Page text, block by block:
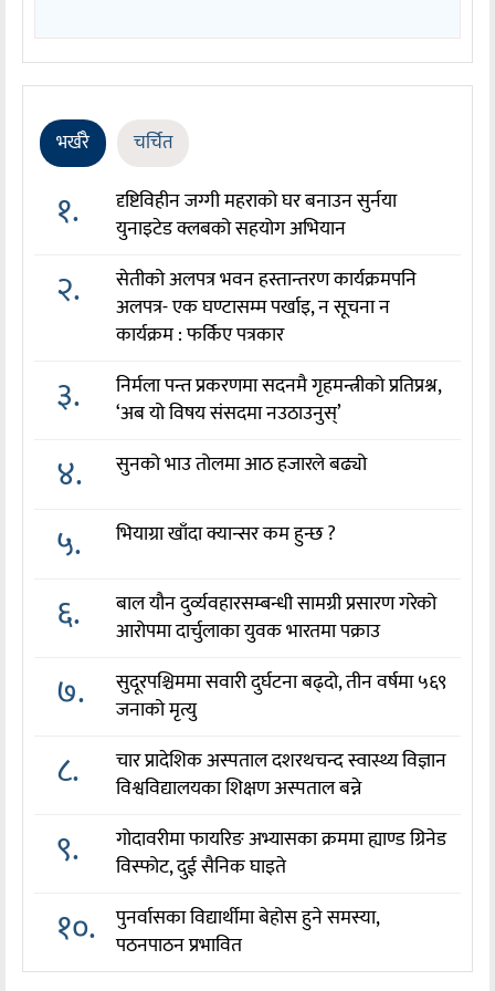
भर्खरै चर्चित
१.
दृष्टिविहीन जग्गी महराको घर बनाउन सुर्नया
युनाइटेड क्लबको सहयोग अभियान
२.
सेतीको अलपत्र भवन हस्तान्तरण कार्यक्रमपनि
अलपत्र- एक घण्टासम्म पर्खाइ, न सूचना न
कार्यक्रम : फर्किए पत्रकार
३.
निर्मला पन्त प्रकरणमा सदनमै गृहमन्त्रीको प्रतिप्रश्न,
‘अब यो विषय संसदमा नउठाउनुस्’
४. सुनको भाउ तोलमा आठ हजारले बढ्यो
५. भियाग्रा खाँदा क्यान्सर कम हुन्छ ?
६.
बाल यौन दुर्व्यवहारसम्बन्धी सामग्री प्रसारण गरेको
आरोपमा दार्चुलाका युवक भारतमा पक्राउ
७.
सुदूरपश्चिममा सवारी दुर्घटना बढ्दो, तीन वर्षमा ५६९
जनाको मृत्यु
८.
चार प्रादेशिक अस्पताल दशरथचन्द स्वास्थ्य विज्ञान
विश्वविद्यालयका शिक्षण अस्पताल बन्ने
९.
गोदावरीमा फायरिङ अभ्यासका क्रममा ह्याण्ड ग्रिनेड
विस्फोट, दुई सैनिक घाइते
१०.
पुनर्वासका विद्यार्थीमा बेहोस हुने समस्या,
पठनपाठन प्रभावित